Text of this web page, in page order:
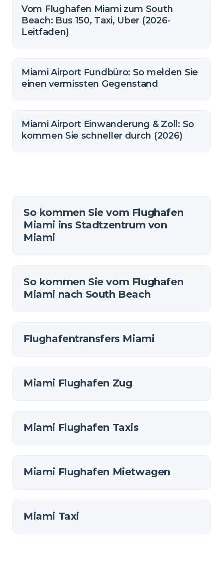
Vom Flughafen Miami zum South
Beach: Bus 150, Taxi, Uber (2026-
Leitfaden)
Miami Airport Fundbüro: So melden Sie
einen vermissten Gegenstand
Miami Airport Einwanderung & Zoll: So
kommen Sie schneller durch (2026)
So kommen Sie vom Flughafen
Miami ins Stadtzentrum von
Miami
So kommen Sie vom Flughafen
Miami nach South Beach
Flughafentransfers Miami
Miami Flughafen Zug
Miami Flughafen Taxis
Miami Flughafen Mietwagen
Miami Taxi